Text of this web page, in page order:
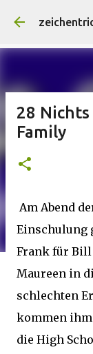
28
Family
Am Abend
Einschulung
Frank für Bill
Maureen in
schlechten
kommen ihm
die High